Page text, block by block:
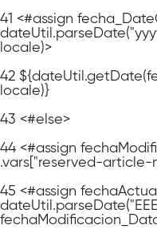
41 <#assign
locale)>
42
locale)}
43 <#else>
44 <#assign
.vars["reserved-
45 <#assign